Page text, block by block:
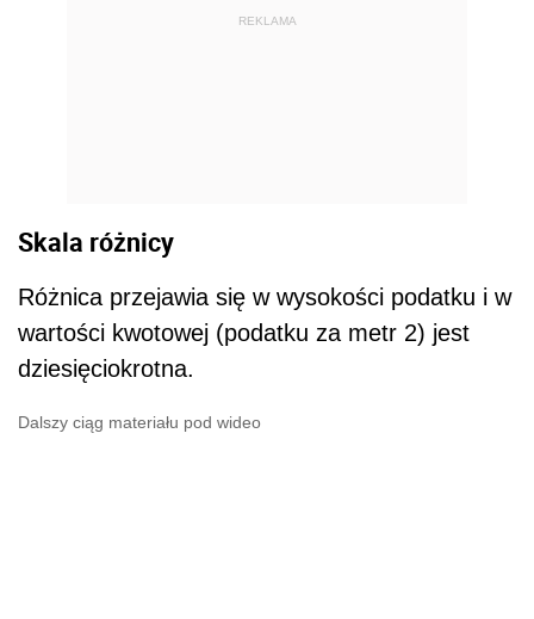
REKLAMA
Skala różnicy
Różnica przejawia się w wysokości podatku i w
wartości kwotowej (podatku za metr 2) jest
dziesięciokrotna.
Dalszy ciąg materiału pod wideo